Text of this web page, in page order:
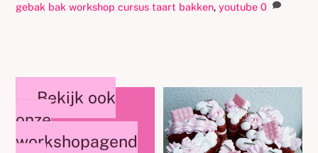
gebak bak workshop cursus taart bakken,youtube 0
Bekijk ook
onze
workshopagend